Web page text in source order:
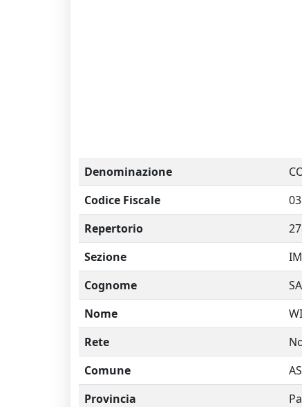
Denominazione
Codice Fiscale
Repertorio
Sezione
Cognome
Nome
Rete
Comune
Provincia